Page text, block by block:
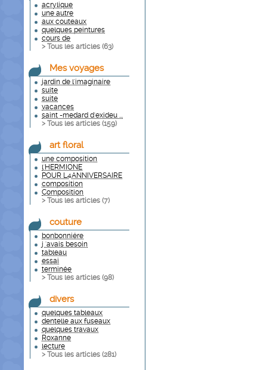
acrylique
une autre
aux couteaux
quelques peintures
cours de
> Tous les articles (63)
Mes voyages
jardin de l'imaginaire
suite
suite
vacances
saint -medard d'exideu ...
> Tous les articles (159)
art floral
une composition
l'HERMIONE
POUR L4ANNIVERSAIRE
composition
Composition
> Tous les articles (7)
couture
bonbonniére
j 'avais besoin
tableau
essai
terminée
> Tous les articles (98)
divers
quelques tableaux
dentelle aux fuseaux
quelques travaux
Roxanne
lecture
> Tous les articles (281)